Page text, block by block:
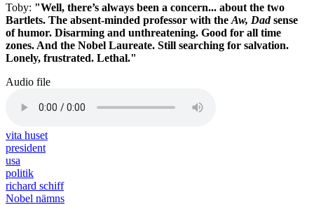
Toby: "Well, there’s always been a concern... about the two
Bartlets. The absent-minded professor with the Aw, Dadsense
of humor. Disarming and unthreatening. Good for all time
zones. And the Nobel Laureate. Still searching for salvation.
Lonely, frustrated. Lethal."
Audio file
vita huset
president
usa
politik
richard schiff
Nobel nämns